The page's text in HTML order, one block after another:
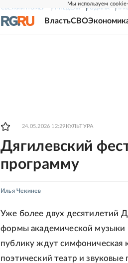
Мы используем
СВЕЖИЙ НОМЕР РГ-НЕДЕЛЯ РОДИНА
ВластьСВО
24.05.2026 12:29 КУЛЬТУРА
Дягилевский
программу
Илья Чекинев
Уже более двух десятилетий
формы академической музыки
публику ждут симфоническая
поэтический театр и